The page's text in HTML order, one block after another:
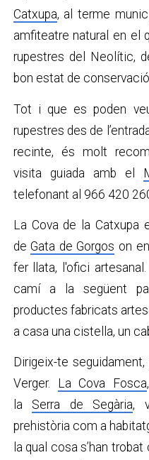
Catxupa, al terme
amfiteatre natural en el
rupestres del Neolític,
bon estat de
Tot i que es poden
rupestres des de
recinte, és molt
visita guiada amb el
telefonant al 966 420
La Cova de la Catxupa
deGata de Gorgos on
fer llata, l'ofici
camí a la següent
productes fabricats
a casa una cistella, un
Dirigeix-te
Verger.
La Cova Fosca
la Serra de Segària,
prehistòria com a
la qual cosa s’han